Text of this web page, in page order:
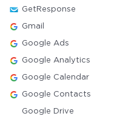
GetResponse
Gmail
Google Ads
Google Analytics
Google Calendar
Google Contacts
Google Drive